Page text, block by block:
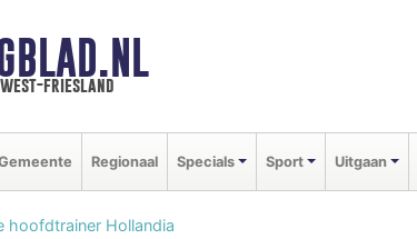
west-friesland
Regionaal Specials Sport Uitgaan
hoofdtrainer Hollandia